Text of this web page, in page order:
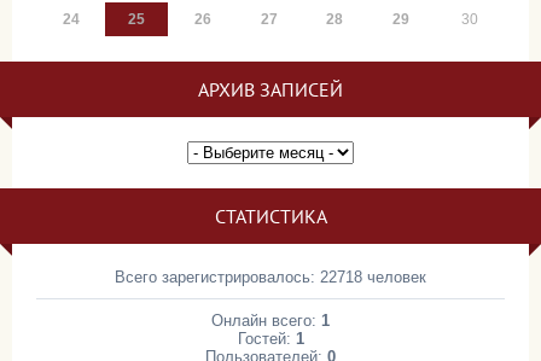
24 25 26 27 28 29 30
АРХИВ ЗАПИСЕЙ
СТАТИСТИКА
Всего зарегистрировалось: 22718 человек
Онлайн всего: 1
Гостей: 1
Пользователей: 0